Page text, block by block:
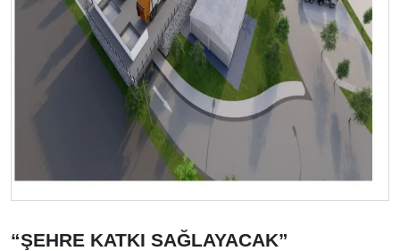
“ŞEHRE KATKI SAĞLAYACAK”